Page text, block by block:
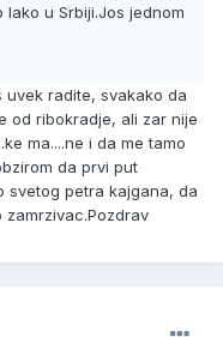
u Srbiji.Jos jednom
radite, svakako da
od ribokradje, ali zar nije
ma....ne i da me tamo
da prvi put
svetog petra kajgana, da